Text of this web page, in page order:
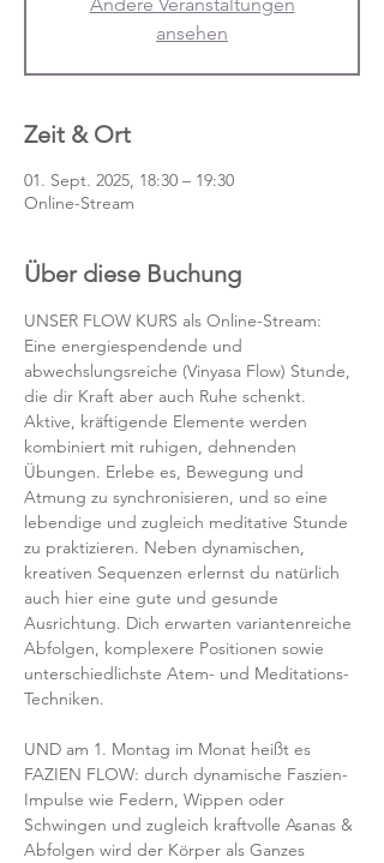
ansehen
Zeit & Ort
01. Sept. 2025, 18:30 – 19:30
Online-Stream
Über diese Buchung
UNSER FLOW KURS als Online-Stream:
Eine energiespendende und
abwechslungsreiche (Vinyasa Flow) Stunde,
die dir Kraft aber auch Ruhe schenkt.
Aktive, kräftigende Elemente werden
kombiniert mit ruhigen, dehnenden
Übungen. Erlebe es, Bewegung und
Atmung zu synchronisieren, und so eine
lebendige und zugleich meditative Stunde
zu praktizieren. Neben dynamischen,
kreativen Sequenzen erlernst du natürlich
auch hier eine gute und gesunde
Ausrichtung. Dich erwarten variantenreiche
Abfolgen, komplexere Positionen sowie
unterschiedlichste Atem- und Meditations-
Techniken.
UND am 1. Montag im Monat heißt es
FAZIEN FLOW: durch dynamische Faszien-
Impulse wie Federn, Wippen oder
Schwingen und zugleich kraftvolle Asanas &
Abfolgen wird der Körper als Ganzes